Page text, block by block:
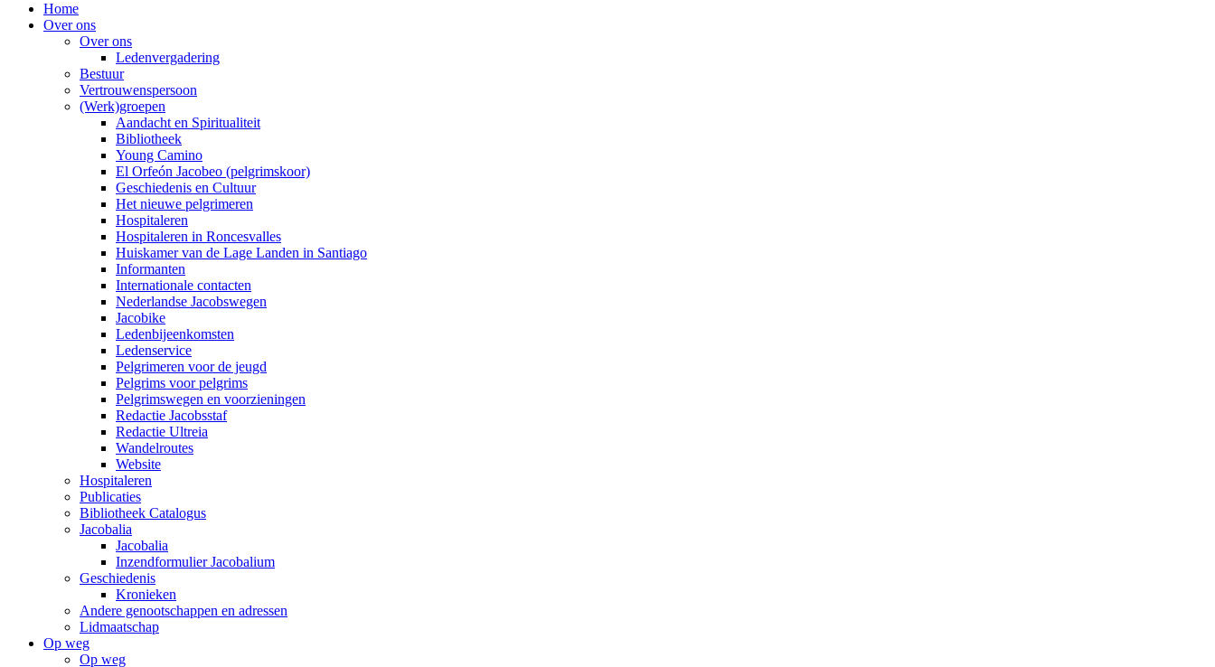
Home
Over ons
Over ons
Ledenvergadering
Bestuur
Vertrouwenspersoon
(Werk)groepen
Aandacht en Spiritualiteit
Bibliotheek
Young Camino
El Orfeón Jacobeo (pelgrimskoor)
Geschiedenis en Cultuur
Het nieuwe pelgrimeren
Hospitaleren
Hospitaleren in Roncesvalles
Huiskamer van de Lage Landen in Santiago
Informanten
Internationale contacten
Nederlandse Jacobswegen
Jacobike
Ledenbijeenkomsten
Ledenservice
Pelgrimeren voor de jeugd
Pelgrims voor pelgrims
Pelgrimswegen en voorzieningen
Redactie Jacobsstaf
Redactie Ultreia
Wandelroutes
Website
Hospitaleren
Publicaties
Bibliotheek Catalogus
Jacobalia
Jacobalia
Inzendformulier Jacobalium
Geschiedenis
Kronieken
Andere genootschappen en adressen
Lidmaatschap
Op weg
Op weg